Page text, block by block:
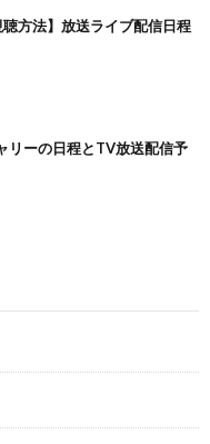
方法】放送ライブ配信日程
リーの日程とTV放送配信予